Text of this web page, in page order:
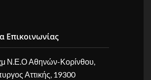
Επικοινωνίας
Ν.Ε.Ο Αθηνών-Κορίνθου,
Αττικής, 19300